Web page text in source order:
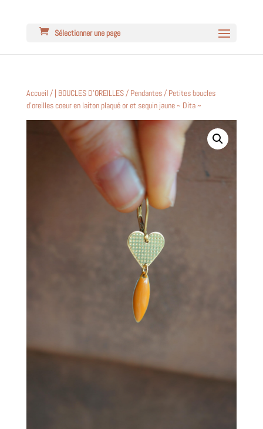
Sélectionner une page
Accueil / | BOUCLES D'OREILLES/ Pendantes/ Petites boucles
d’oreilles coeur en laiton plaqué or et sequin jaune ~ Dita ~